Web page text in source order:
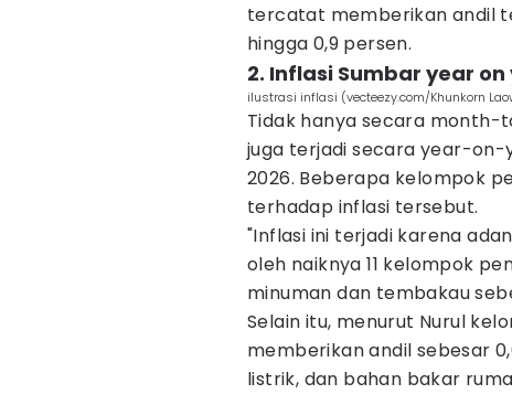
tercatat memberikan andil
hingga 0,9 persen.
2. Inflasi Sumbar year on
ilustrasi inflasi (vecteezy.com/Khunkorn
Tidak hanya secara month-
juga terjadi secara year-on-
2026. Beberapa kelompok
terhadap inflasi tersebut.
"Inflasi ini terjadi karena
oleh naiknya 11 kelompok
minuman dan tembakau
Selain itu, menurut Nurul
memberikan andil sebesar
listrik, dan bahan bakar